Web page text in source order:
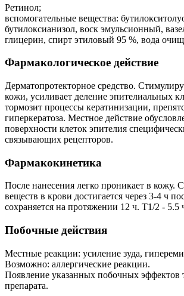
Ретинол;
вспомогательные вещества:
бутилоксианизол, воск эмульсионный,
глицерин, спирт этиловый 95 %, вода
Фармакологическое действие
Дерматопротекторное средство.
кожи, усиливает деление эпителиальных
тормозит процессы кератинизации,
гиперкератоза. Местное действие
поверхности клеток эпителия
связывающих рецепторов.
Фармакокинетика
После нанесения легко проникает в кожу.
веществ в крови достигается через 3-4 ч
сохраняется на протяжении 12 ч. T1/2 - 5.5
Побочные действия
Местные реакции: усиление зуда,
Возможно: аллергические реакции.
Появление указанных побочных эффектов
препарата.